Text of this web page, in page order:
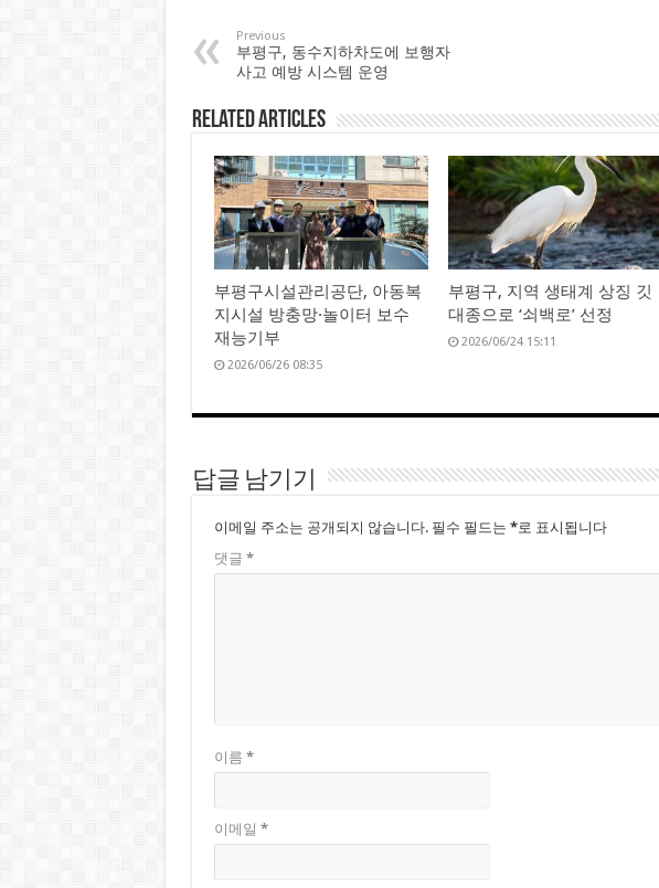
Previous
부평구, 동수지하차도에 보행자
사고 예방 시스템 운영
Related Articles
부평구시설관리공단, 아동복
지시설 방충망·놀이터 보수
재능기부
2026/06/26 08:35
부평구, 지역 생태계 상징 깃
대종으로 ‘쇠백로’ 선정
2026/06/24 15:11
답글 남기기
이메일 주소는 공개되지 않습니다. 필수 필드는 *로 표시됩니다
댓글 *
이름 *
이메일 *